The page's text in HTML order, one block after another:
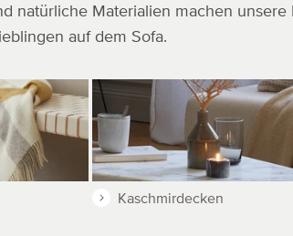
natürliche Materialien machen unsere
auf dem Sofa.
Kaschmirdecken